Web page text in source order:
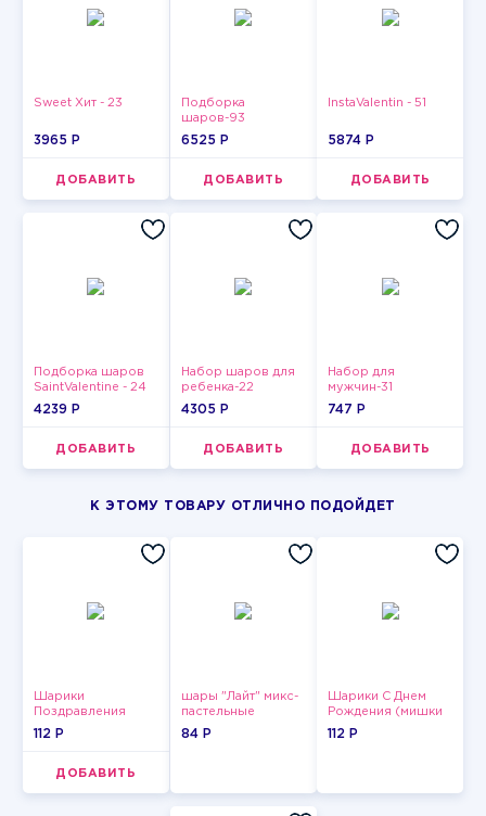
Sweet Хит - 23
3965 P
ДОБАВИТЬ
Подборка
шаров-93
6525 P
ДОБАВИТЬ
InstaValentin - 51
5874 P
ДОБАВИТЬ
Подборка шаров
SaintValentine - 24
4239 P
ДОБАВИТЬ
Набор шаров для
ребенка-22
4305 P
ДОБАВИТЬ
Набор для
мужчин-31
747 P
ДОБАВИТЬ
К ЭТОМУ ТОВАРУ ОТЛИЧНО ПОДОЙДЕТ
Шарики
Поздравления
112 P
ДОБАВИТЬ
шары "Лайт" микс-
пастельные
84 P
Шарики С Днем
Рождения (мишки
и тортики)
112 P